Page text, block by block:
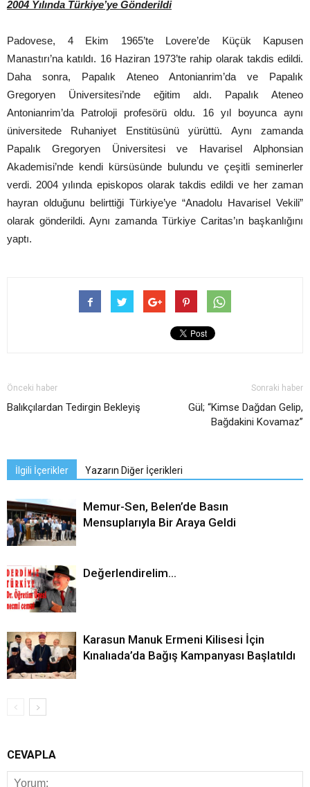
2004 Yılında Türkiye’ye Gönderildi
Padovese, 4 Ekim 1965’te Lovere’de Küçük Kapusen
Manastırı’na katıldı. 16 Haziran 1973’te rahip olarak takdis edildi.
Daha sonra, Papalık Ateneo Antonianrim’da ve Papalık
Gregoryen Üniversitesi’nde eğitim aldı. Papalık Ateneo
Antonianrim’da Patroloji profesörü oldu. 16 yıl boyunca aynı
üniversitede Ruhaniyet Enstitüsünü yürüttü. Aynı zamanda
Papalık Gregoryen Üniversitesi ve Havarisel Alphonsian
Akademisi’nde kendi kürsüsünde bulundu ve çeşitli seminerler
verdi. 2004 yılında episkopos olarak takdis edildi ve her zaman
hayran olduğunu belirttiği Türkiye’ye “Anadolu Havarisel Vekili”
olarak gönderildi. Aynı zamanda Türkiye Caritas’ın başkanlığını
yaptı.
Önceki haber
Balıkçılardan Tedirgin Bekleyiş
Sonraki haber
Gül; “Kimse Dağdan Gelip,
Bağdakini Kovamaz”
İlgili İçerikler Yazarın Diğer İçerikleri
Memur-Sen, Belen’de Basın
Mensuplarıyla Bir Araya Geldi
Değerlendirelim…
Karasun Manuk Ermeni Kilisesi İçin
Kınalıada’da Bağış Kampanyası Başlatıldı
CEVAPLA